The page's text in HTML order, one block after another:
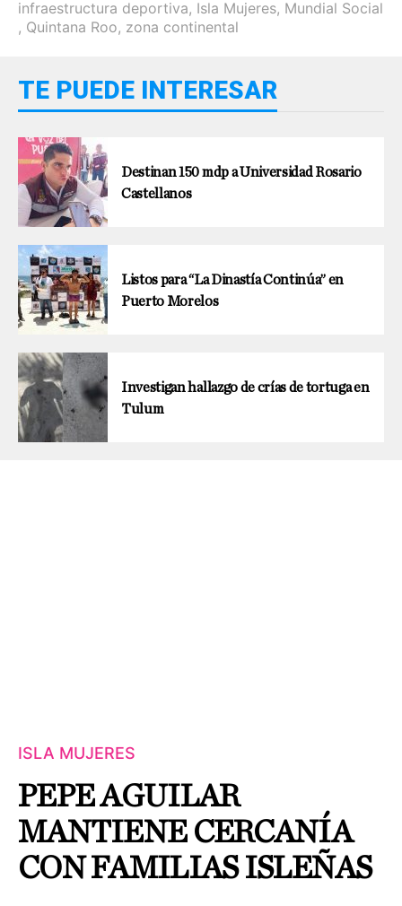
infraestructura deportiva, Isla Mujeres, Mundial Social
, Quintana Roo, zona continental
TE PUEDE INTERESAR
Destinan 150 mdp a Universidad Rosario
Castellanos
Listos para “La Dinastía Continúa” en
Puerto Morelos
Investigan hallazgo de crías de tortuga en
Tulum
ISLA MUJERES
PEPE AGUILAR
MANTIENE CERCANÍA
CON FAMILIAS ISLEÑAS